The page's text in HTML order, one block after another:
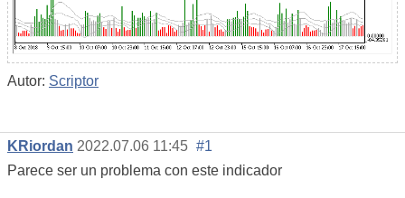
Autor: Scriptor
KRiordan 2022.07.06 11:45 #1
Parece ser un problema con este indicador